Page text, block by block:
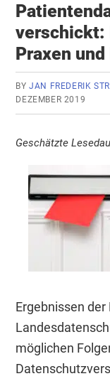
verschickt:
Praxen
BYJAN FREDERIK
DEZEMBER 2019
Geschätzte
Ergebnissen der
möglichen